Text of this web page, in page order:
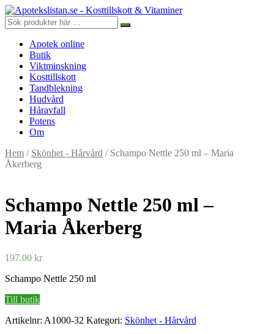
Apotek online
Butik
Viktminskning
Kosttillskott
Tandblekning
Hudvård
Håravfall
Potens
Om
Hem / Skönhet - Hårvård / Schampo Nettle 250 ml – Maria
Åkerberg
Schampo Nettle 250 ml –
Maria Åkerberg
197.00 kr
Schampo Nettle 250 ml
Till butik
Artikelnr: A1000-32 Kategori: Skönhet - Hårvård